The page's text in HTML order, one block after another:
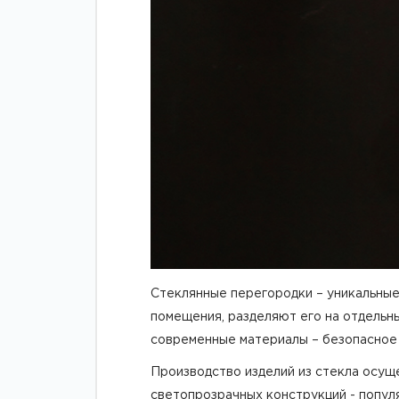
Стеклянные перегородки –
помещения, разделяют его на
современные материалы –
Производство изделий из стекла
светопрозрачных конструкций -